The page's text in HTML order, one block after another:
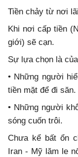
Tiền chảy từ nơi
Khi nơi cấp tiền
giới) sẽ cạn.
Sự lựa chọn là
• Những người
tiền mặt để đi săn.
• Những người
sóng cuốn trôi.
Chưa kể bất ổn
Iran - Mỹ lăm le